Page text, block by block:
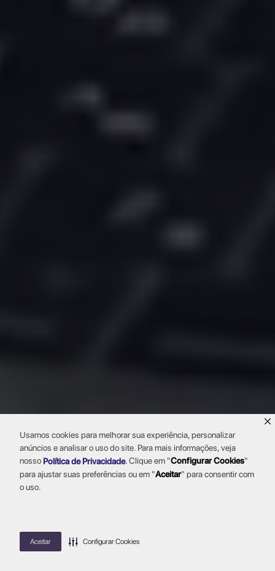
Usamos cookies para melhorar sua experiência, personalizar
anúncios e analisar o uso do site. Para mais informações, veja
nosso Política de Privacidade.Clique em "Configurar Cookies"
para ajustar suas preferências ou em "Aceitar" para consentir com
o uso.
Aceitar Configurar Cookies